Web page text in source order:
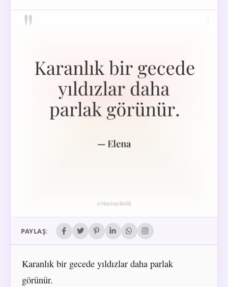
PAYLAŞ:
Karanlık bir gecede yıldızlar daha parlak
görünür.